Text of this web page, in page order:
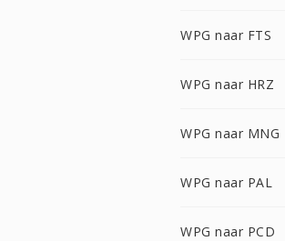
WPG naar FTS
WPG naar HRZ
WPG naar MNG
WPG naar PAL
WPG naar PCD